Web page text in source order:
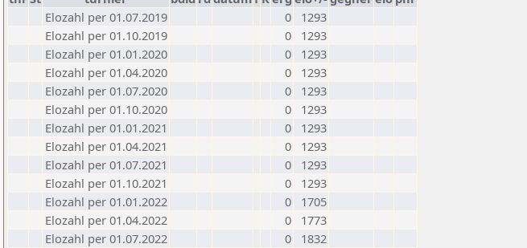
Elozahl per 01.07.2019
0
1293
Elozahl per 01.10.2019
0
1293
Elozahl per 01.01.2020
0
1293
Elozahl per 01.04.2020
0
1293
Elozahl per 01.07.2020
0
1293
Elozahl per 01.10.2020
0
1293
Elozahl per 01.01.2021
0
1293
Elozahl per 01.04.2021
0
1293
Elozahl per 01.07.2021
0
1293
Elozahl per 01.10.2021
0
1293
Elozahl per 01.01.2022
0
1705
Elozahl per 01.04.2022
0
1773
Elozahl per 01.07.2022
0
1832